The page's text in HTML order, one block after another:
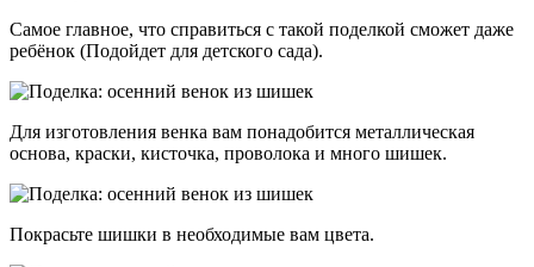
Самое главное, что справиться с такой поделкой сможет даже
ребёнок (Подойдет для детского сада).
Для изготовления венка вам понадобится металлическая
основа, краски, кисточка, проволока и много шишек.
Покрасьте шишки в необходимые вам цвета.